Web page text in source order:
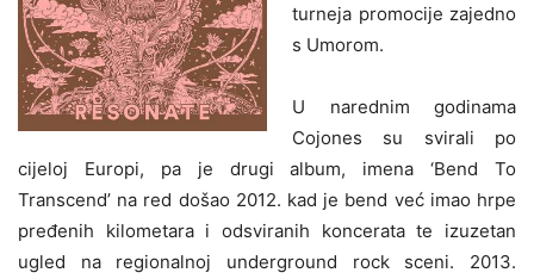
turneja promocije zajedno
s Umorom.
U narednim godinama
Cojones su svirali po
cijeloj Europi, pa je drugi album, imena ‘Bend To
Transcend’ na red došao 2012. kad je bend već imao hrpe
pređenih kilometara i odsviranih koncerata te izuzetan
ugled na regionalnoj underground rock sceni. 2013.